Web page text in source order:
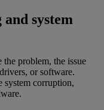
system
problem, the issue
or software.
system corruption,